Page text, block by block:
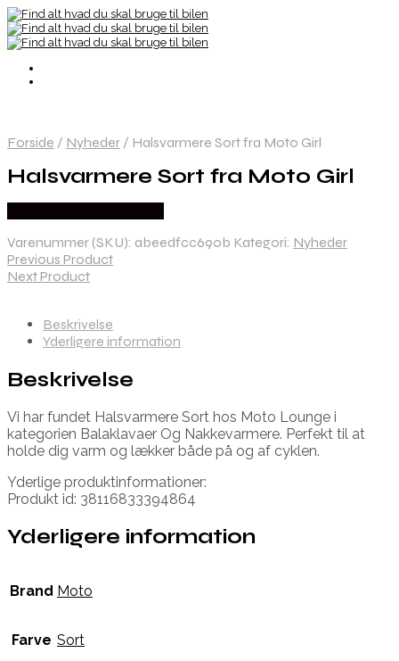
Forside / Nyheder / Halsvarmere Sort fra Moto Girl
Halsvarmere Sort fra Moto Girl
Varenummer (SKU): abeedfcc690b Kategori: Nyheder
Previous Product
Next Product
Beskrivelse
Yderligere information
Beskrivelse
Vi har fundet Halsvarmere Sort hos Moto Lounge i
kategorien Balaklavaer Og Nakkevarmere. Perfekt til at
holde dig varm og lækker både på og af cyklen.
Yderlige produktinformationer:
Produkt id: 38116833394864
Yderligere information
Brand Moto
Farve Sort